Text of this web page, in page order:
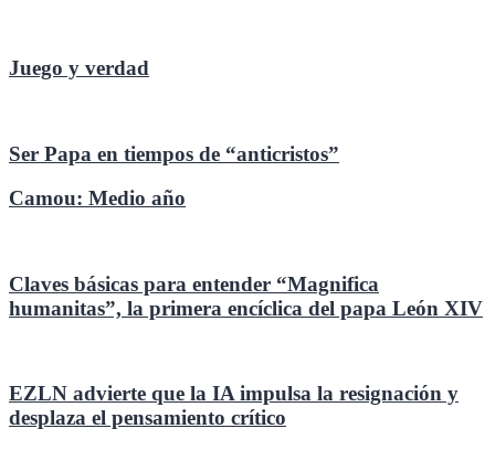
Juego y verdad
Ser Papa en tiempos de “anticristos”
Camou: Medio año
Claves básicas para entender “Magnifica
humanitas”, la primera encíclica del papa León XIV
EZLN advierte que la IA impulsa la resignación y
desplaza el pensamiento crítico